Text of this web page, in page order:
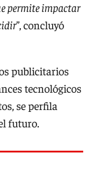
permite impactar
”, concluyó
publicitarios
tecnológicos
se perfila
futuro.